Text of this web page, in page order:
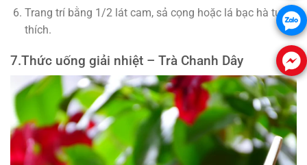
Trang trí bằng 1/2 lát cam, sả cọng hoặc lá bạc hà tuỳ
thích.
7.Thức uống giải nhiệt – Trà Chanh Dây